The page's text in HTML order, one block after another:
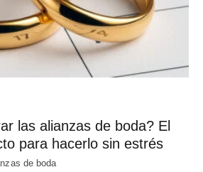
las alianzas de boda? El
para hacerlo sin estrés
de boda